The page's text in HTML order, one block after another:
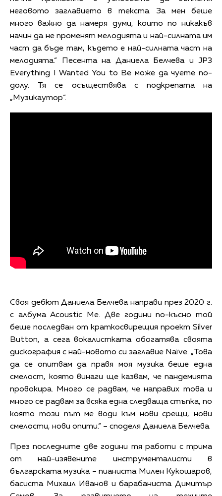
неговото заглавието в текста. За мен беше
много важно да намеря думи, които по никакъв
начин да не променят мелодията и най-силната им
част да бъде там, където е най-силната част на
мелодията.“ Песента на Даниела Белчева и JP3
Everything I Wanted You to Be може да чуете по-
долу. Тя се осъществява с подкрепата на
„Музикаутор“.
Своя дебют Даниела Белчева направи през 2020 г.
с албума Acoustic Me. Две години по-късно той
беше последван от краткосвирещия проект Silver
Button, а сега вокалистката обогатява своята
дискография с най-новото си заглавие Naïve. „Това
да се опитвам да правя моя музика беше една
смелост, която винаги ще казвам, че пандемията
провокира. Много се радвам, че направих това и
много се радвам за всяка една следваща стъпка, по
която този път ме води към нови срещи, нови
смелости, нови опити.“ – споделя Даниела Белчева.
През последните две години тя работи с трима
от най-изявените инструменталисти в
българската музика – пианиста Милен Кукошаров,
басиста Михаил Иванов и барабаниста Димитър